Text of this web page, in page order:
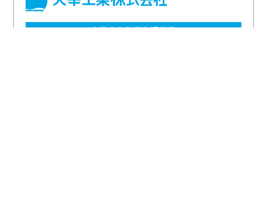
産業廃棄物収集運搬業